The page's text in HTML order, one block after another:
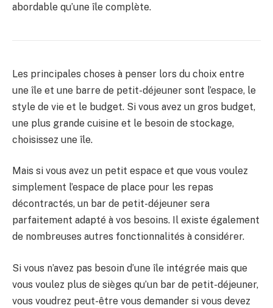
abordable qu’une île complète.
Les principales choses à penser lors du choix entre
une île et une barre de petit-déjeuner sont l’espace, le
style de vie et le budget. Si vous avez un gros budget,
une plus grande cuisine et le besoin de stockage,
choisissez une île.
Mais si vous avez un petit espace et que vous voulez
simplement l’espace de place pour les repas
décontractés, un bar de petit-déjeuner sera
parfaitement adapté à vos besoins. Il existe également
de nombreuses autres fonctionnalités à considérer.
Si vous n’avez pas besoin d’une île intégrée mais que
vous voulez plus de sièges qu’un bar de petit-déjeuner,
vous voudrez peut-être vous demander si vous devez